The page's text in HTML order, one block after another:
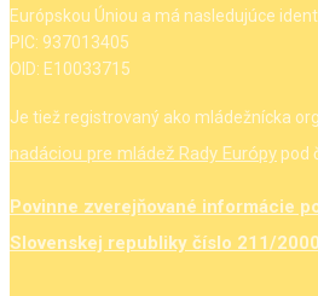
Európskou Úniou a má nasledujúce
PIC: 937013405
OID: E10033715
Je tiež registrovaný ako mládežnícka
nadáciou pre mládež Rady Európy pod
Povinne zverejňované informácie
Slovenskej republiky číslo 211/